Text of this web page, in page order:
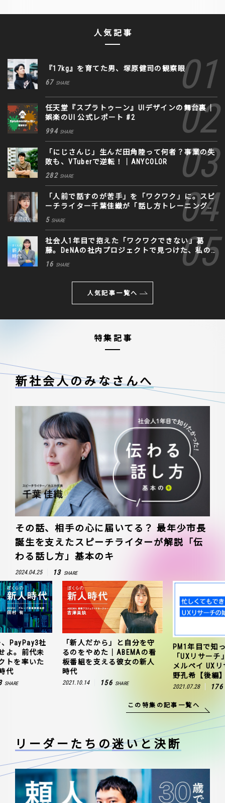
人気記事
『17kg』を育てた男、塚原健司の観察眼
67 SHARE
任天堂『スプラトゥーン』UIデザインの舞台裏｜
娯楽のUI 公式レポート #2
994 SHARE
「にじさんじ」生んだ田角陸って何者？事業の失
敗も、VTuberで逆転！｜ANYCOLOR
282 SHARE
「人前で話すのが苦手」を「ワクワク」に。スピ
ーチライター千葉佳織が「話し方トレーニング」
に込めた思い
5 SHARE
社会人1年目で抱えた「ワクワクできない」葛
藤。DeNAの社内プロジェクトで見つけた、私の
生きる道
16 SHARE
人気記事一覧へ
特集記事
新社会人のみなさんへ
その話、相手の心に届いてる？ 最年少市長
誕生を支えたスピーチライターが解説「伝
わる話し方」基本のキ
2024.04.25 13 SHARE
PayPay3社
よ。前代未
トを率いた
代
SHARE
「新人だから」と自分を守
るのをやめた｜ABEMAの看
板番組を支える彼女の新人
時代
2021.10.14 156 SHARE
PM1年目で知
「UXリサー
メルペイ UX
野孔希【後編
2021.07.28 176
この特集の記事一覧へ
リーダーたちの迷いと決断